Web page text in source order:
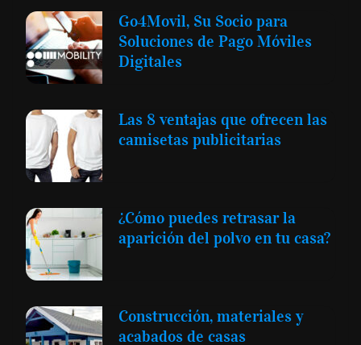
Go4Movil, Su Socio para
Soluciones de Pago Móviles
Digitales
Las 8 ventajas que ofrecen las
camisetas publicitarias
¿Cómo puedes retrasar la
aparición del polvo en tu casa?
Construcción, materiales y
acabados de casas